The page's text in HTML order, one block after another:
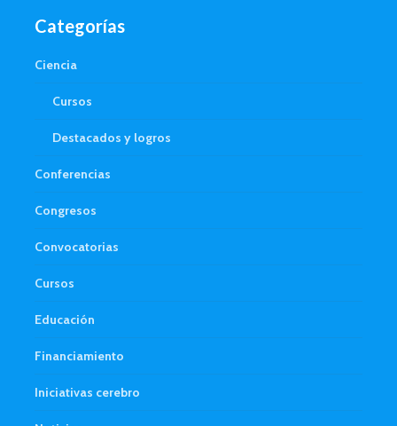
Categorías
Ciencia
Cursos
Destacados y logros
Conferencias
Congresos
Convocatorias
Cursos
Educación
Financiamiento
Iniciativas cerebro